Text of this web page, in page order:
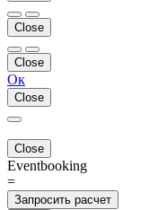
Close
Close
Ок
Close
Close
Eventbooking
=
Запросить расчет